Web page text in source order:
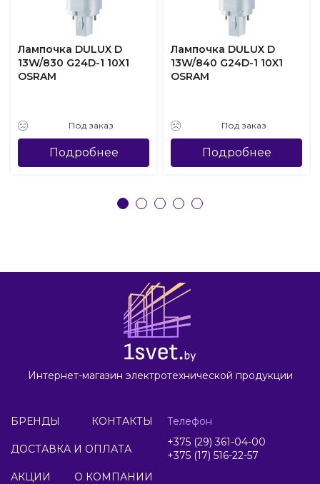
Лампочка DULUX D
13W/830 G24D-1 10X1
OSRAM
Под заказ
Подробнее
Лампочка DULUX D
13W/840 G24D-1 10X1
OSRAM
Под заказ
Подробнее
Интернет-магазин электротехнической продукции
БРЕНДЫ КОНТАКТЫ
ДОСТАВКА И ОПЛАТА
АКЦИИ О КОМПАНИИ
Телефон
+375 (29) 361-04-00
+375 (17) 516-22-57